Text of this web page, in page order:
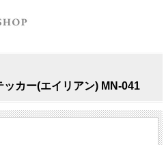
カー(エイリアン) MN-041